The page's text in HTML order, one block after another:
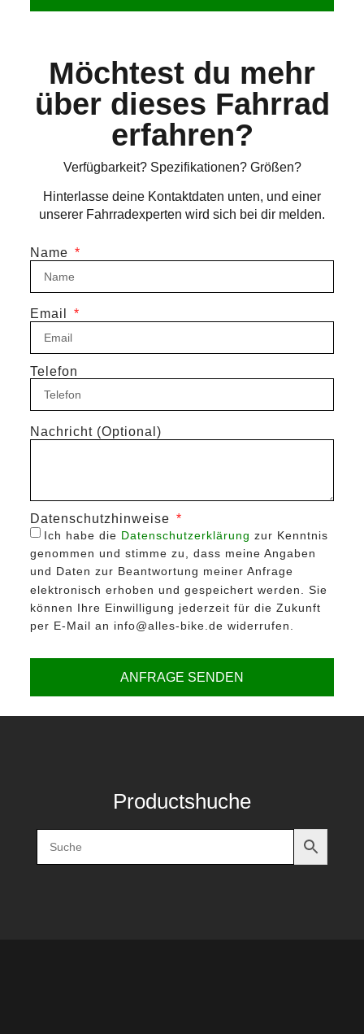
Möchtest du mehr
über dieses Fahrrad
erfahren?
Verfügbarkeit? Spezifikationen? Größen?
Hinterlasse deine Kontaktdaten unten, und einer
unserer Fahrradexperten wird sich bei dir melden.
Name
Email
Telefon
Nachricht (Optional)
Datenschutzhinweise
Ich habe die Datenschutzerklärung zur Kenntnis
genommen und stimme zu, dass meine Angaben
und Daten zur Beantwortung meiner Anfrage
elektronisch erhoben und gespeichert werden. Sie
können Ihre Einwilligung jederzeit für die Zukunft
per E-Mail an info@alles-bike.de widerrufen.
ANFRAGE SENDEN
Productshuche